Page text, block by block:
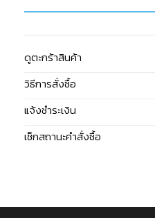
ดูตะกร้าสินค้า
วิธีการสั่งซื้อ
แจ้งชำระเงิน
เช็กสถานะคำสั่งซื้อ